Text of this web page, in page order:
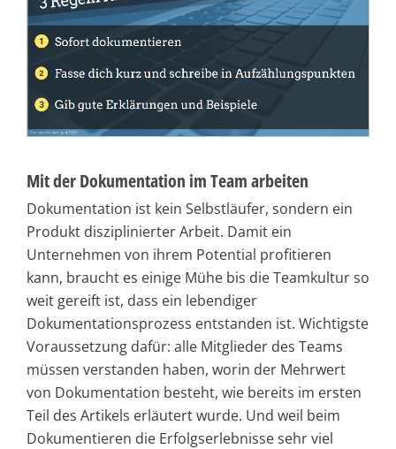
Mit der Dokumentation im Team arbeiten
Dokumentation ist kein Selbstläufer, sondern ein
Produkt disziplinierter Arbeit. Damit ein
Unternehmen von ihrem Potential profitieren
kann, braucht es einige Mühe bis die Teamkultur so
weit gereift ist, dass ein lebendiger
Dokumentationsprozess entstanden ist. Wichtigste
Voraussetzung dafür: alle Mitglieder des Teams
müssen verstanden haben, worin der Mehrwert
von Dokumentation besteht, wie bereits im ersten
Teil des Artikels erläutert wurde. Und weil beim
Dokumentieren die Erfolgserlebnisse sehr viel